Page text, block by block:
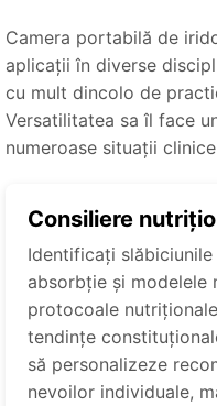
Camera portabilă de
aplicații în diverse
cu mult dincolo de
Versatilitatea sa îl face
numeroase situații
Consiliere
Identificați
absorbție și modelele
protocoale
tendințe
să personalizeze
nevoilor individuale,